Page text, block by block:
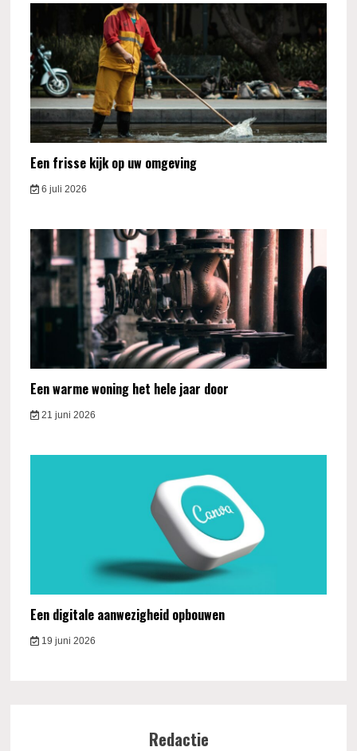
Een frisse kijk op uw omgeving
6 juli 2026
Een warme woning het hele jaar door
21 juni 2026
Een digitale aanwezigheid opbouwen
19 juni 2026
Redactie